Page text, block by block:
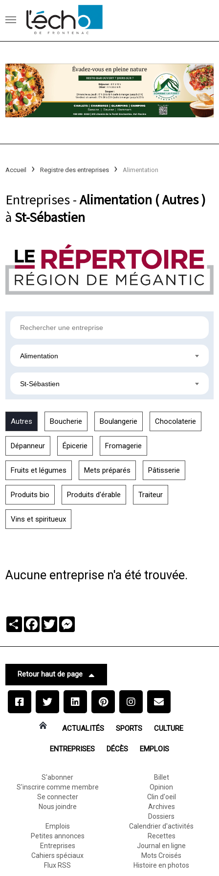
Accueil Registre des entreprises Alimentation
Entreprises -Alimentation ( Autres )
à St-Sébastien
Alimentation
St-Sébastien
Autres Boucherie Boulangerie Chocolaterie
Dépanneur Épicerie Fromagerie
Fruits et légumes Mets préparés Pâtisserie
Produits bio Produits d'érable Traiteur
Vins et spiritueux
Aucune entreprise n'a été trouvée.
PartagerFacebook
Twitter
Retour haut de page
ACTUALITÉS SPORTS CULTURE
ENTREPRISES DÉCÈS EMPLOIS
S'abonner
S'inscrire comme membre
Se connecter
Nous joindre
Billet
Opinion
Clin d'oeil
Archives
Dossiers
Emplois
Petites annonces
Entreprises
Cahiers spéciaux
Flux RSS
Calendrier d'activités
Recettes
Journal en ligne
Mots Croisés
Histoire en photos